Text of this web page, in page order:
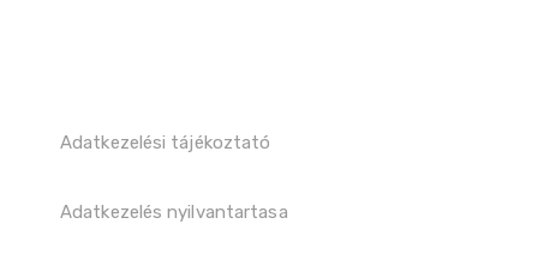
Adatkezelési tájékoztató
Adatkezelés nyilvantartasa